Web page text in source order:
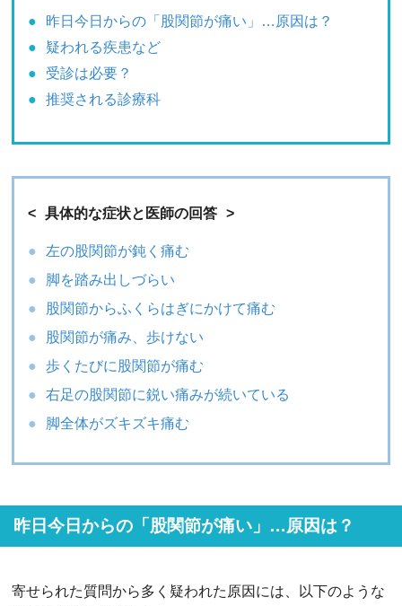
昨日今日からの「股関節が痛い」…原因は？
疑われる疾患など
受診は必要？
推奨される診療科
具体的な症状と医師の回答
左の股関節が鈍く痛む
脚を踏み出しづらい
股関節からふくらはぎにかけて痛む
股関節が痛み、歩けない
歩くたびに股関節が痛む
右足の股関節に鋭い痛みが続いている
脚全体がズキズキ痛む
昨日今日からの「股関節が痛い」…原因は？
寄せられた質問から多く疑われた原因には、以下のような